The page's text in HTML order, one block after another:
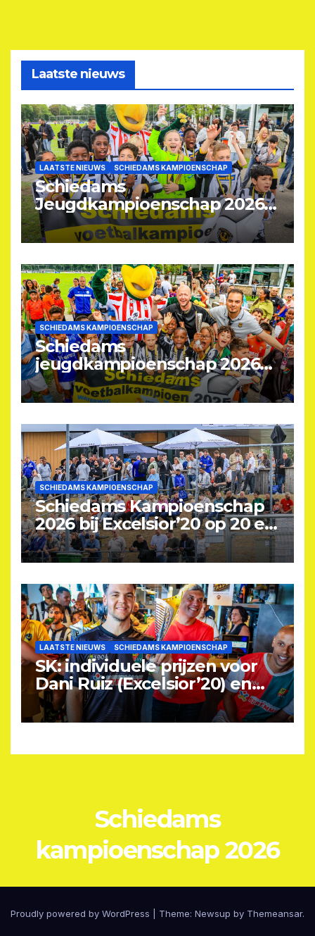
Laatste nieuws
LAATSTE NIEUWS SCHIEDAMS KAMPIOENSCHAP
Schiedams
Jeugdkampioenschap 2026
opnieuw groot succes
(VIDEO)
SCHIEDAMS KAMPIOENSCHAP
Schiedams
jeugdkampioenschap 2026
op zaterdag 13 juni bij
Excelsior’20
SCHIEDAMS KAMPIOENSCHAP
Schiedams Kampioenschap
2026 bij Excelsior’20 op 20 en
22 augustus
LAATSTE NIEUWS SCHIEDAMS KAMPIOENSCHAP
SK: individuele prijzen voor
Dani Ruiz (Excelsior’20) en
Alex van der Meer (SVV)
(VIDEO)
Schiedams
kampioenschap 2026
Proudly powered by WordPress Theme: Newsup by Themeansar.